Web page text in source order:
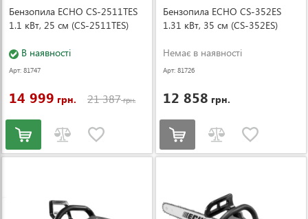
Бензопила ECHO CS-2511TES
1.1 кВт, 25 см (CS-2511TES)
В наявності
Арт: 81747
14 999 грн. 21 387грн.
Бензопила ECHO CS-352ES
1.31 кВт, 35 см (CS-352ES)
Немає в наявності
Арт: 81726
12 858 грн.